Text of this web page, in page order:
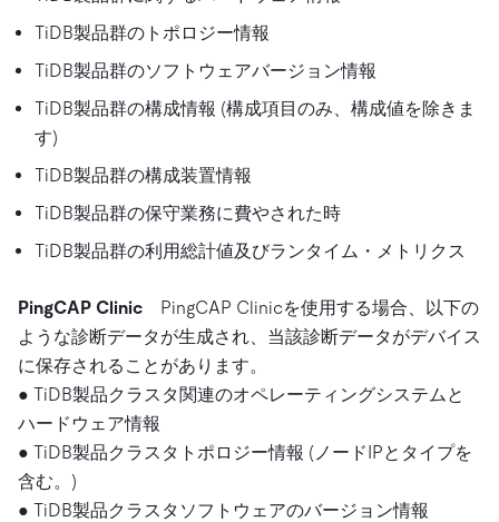
TiDB製品群のトポロジー情報
TiDB製品群のソフトウェアバージョン情報
TiDB製品群の構成情報 (構成項目のみ、構成値を除きま
す)
TiDB製品群の構成装置情報
TiDB製品群の保守業務に費やされた時
TiDB製品群の利用総計値及びランタイム・メトリクス
PingCAP Clinic PingCAP Clinicを使用する場合、以下の
ような診断データが生成され、当該診断データがデバイス
に保存されることがあります。
● TiDB製品クラスタ関連のオペレーティングシステムと
ハードウェア情報
● TiDB製品クラスタトポロジー情報 (ノードIPとタイプを
含む。)
● TiDB製品クラスタソフトウェアのバージョン情報